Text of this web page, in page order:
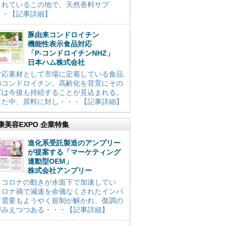
ているこの地で、天然香料サプ
【記事詳細】
豚由来コンドロイチン
機能性表示食品対応
「P-コンドロイチンNHZ」
日本ハム株式会社
応素材として市場に定着している食品
コンドロイチン。高齢化を背景にその
は今後も持続することが見込まれる。
中、原料に対し・・・【記事詳細】
美容EXPO 企業特集
進化系受託製造のアンプリー
が提案する「マーケティング
連動型OEM」
株式会社アンプリー
コロナの動きが水面下で加速してい
ロナ禍で減速を余儀なくされたインバ
需要もようやく規制が解かれ、復調の
えつつある・・・【記事詳細】